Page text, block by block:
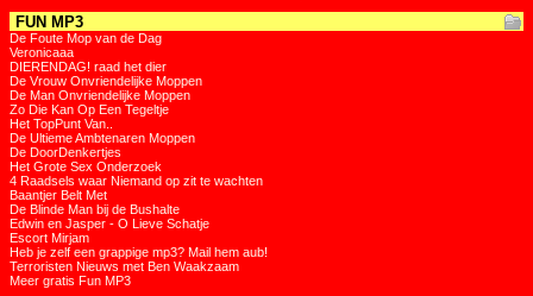
FUN MP3
De Foute Mop van de Dag
Veronicaaa
DIERENDAG! raad het dier
De Vrouw Onvriendelijke Moppen
De Man Onvriendelijke Moppen
Zo Die Kan Op Een Tegeltje
Het TopPunt Van..
De Ultieme Ambtenaren Moppen
De DoorDenkertjes
Het Grote Sex Onderzoek
4 Raadsels waar Niemand op zit te wachten
Baantjer Belt Met
De Blinde Man bij de Bushalte
Edwin en Jasper - O Lieve Schatje
Escort Mirjam
Heb je zelf een grappige mp3? Mail hem aub!
Terroristen Nieuws met Ben Waakzaam
Meer gratis Fun MP3